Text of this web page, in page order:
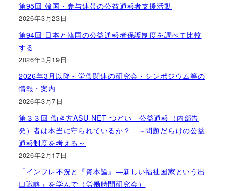
第95回 韓国・参与連帯の公益通報者支援活動
2026年3月23日
第94回 日本と韓国の公益通報者保護制度を調べて比較
する
2026年3月19日
2026年3月以降～労働関連の研究会・シンポジウム等の
情報・案内
2026年3月7日
第３３回 働き方ASU-NET つどい 公益通報（内部告
発）者は本当に守られているか？ ～問題だらけの公益
通報制度を考える～
2026年2月17日
「インフレ不況と『資本論』―新しい福祉国家という出
口戦略」を学んで（労働時間研究会）